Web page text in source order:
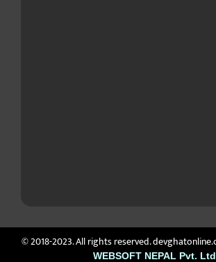
© 2018-2023. All rights reserved.
WEBSOFT NEPAL Pvt.